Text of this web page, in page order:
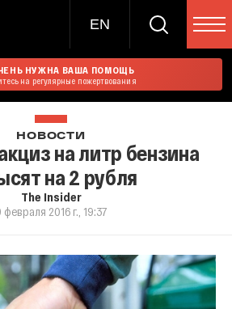
EN
НУЖНА ВАША ПОМОЩЬ
на регулярные пожертвования
НОВОСТИ
на литр бензина
на 2 рубля
The Insider
февраля 2016 г., 19:37